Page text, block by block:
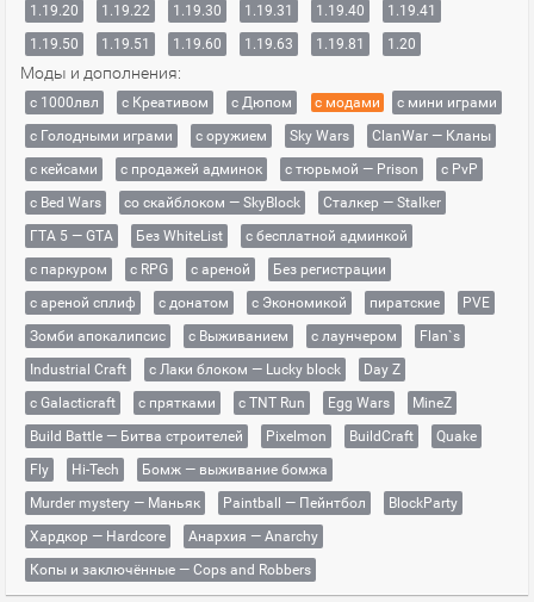
1.19.20
1.19.22 1.19.30 1.19.31 1.19.40
1.19.41
1.19.50
1.19.51 1.19.60 1.19.63 1.19.81 1.20
Моды и дополнения:
с 1000лвл c Креативом с Дюпом с модами
с мини играми
с Голодными играми
с оружием Sky Wars
ClanWar — Кланы
с кейсами
с продажей админок с тюрьмой — Prison
с PvP
с Bed Wars
со скайблоком — SkyBlock
Сталкер — Stalker
ГТА 5 — GTA
Без WhiteList
с бесплатной админкой
с паркуром
с RPG с ареной
Без регистрации
с ареной сплиф
с донатом с Экономикой пиратские
PVE
Зомби апокалипсис
с Выживанием с лаунчером
Flan`s
Industrial Craft
с Лаки блоком — Lucky block
Day Z
с Galacticraft
с прятками с TNT Run Egg Wars
MineZ
Build Battle — Битва строителей
Pixelmon BuildCraft
Quake
Fly
Hi-Tech
Бомж — выживание бомжа
Murder mystery — Маньяк
Paintball — Пейнтбол
BlockParty
Хардкор — Hardcore
Анархия — Anarchy
Копы и заключённые — Cops and Robbers